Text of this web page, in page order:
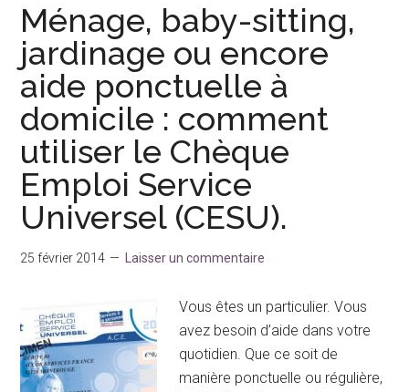
les
travailleurs
Ménage, baby-sitting,
jardinage ou encore
aide ponctuelle à
domicile : comment
utiliser le Chèque
Emploi Service
Universel (CESU).
25 février 2014 Laisser un commentaire
Vous êtes un particulier. Vous
avez besoin d’aide dans votre
quotidien. Que ce soit de
manière ponctuelle ou régulière,